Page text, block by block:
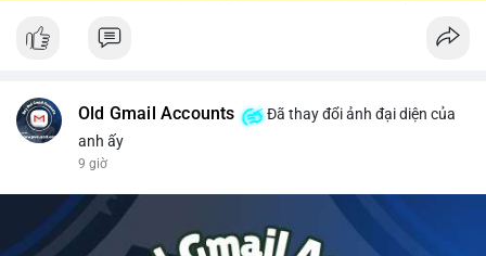
Old Gmail Accounts
Đã thay đổi ảnh đại diện của
anh ấy
9 giờ